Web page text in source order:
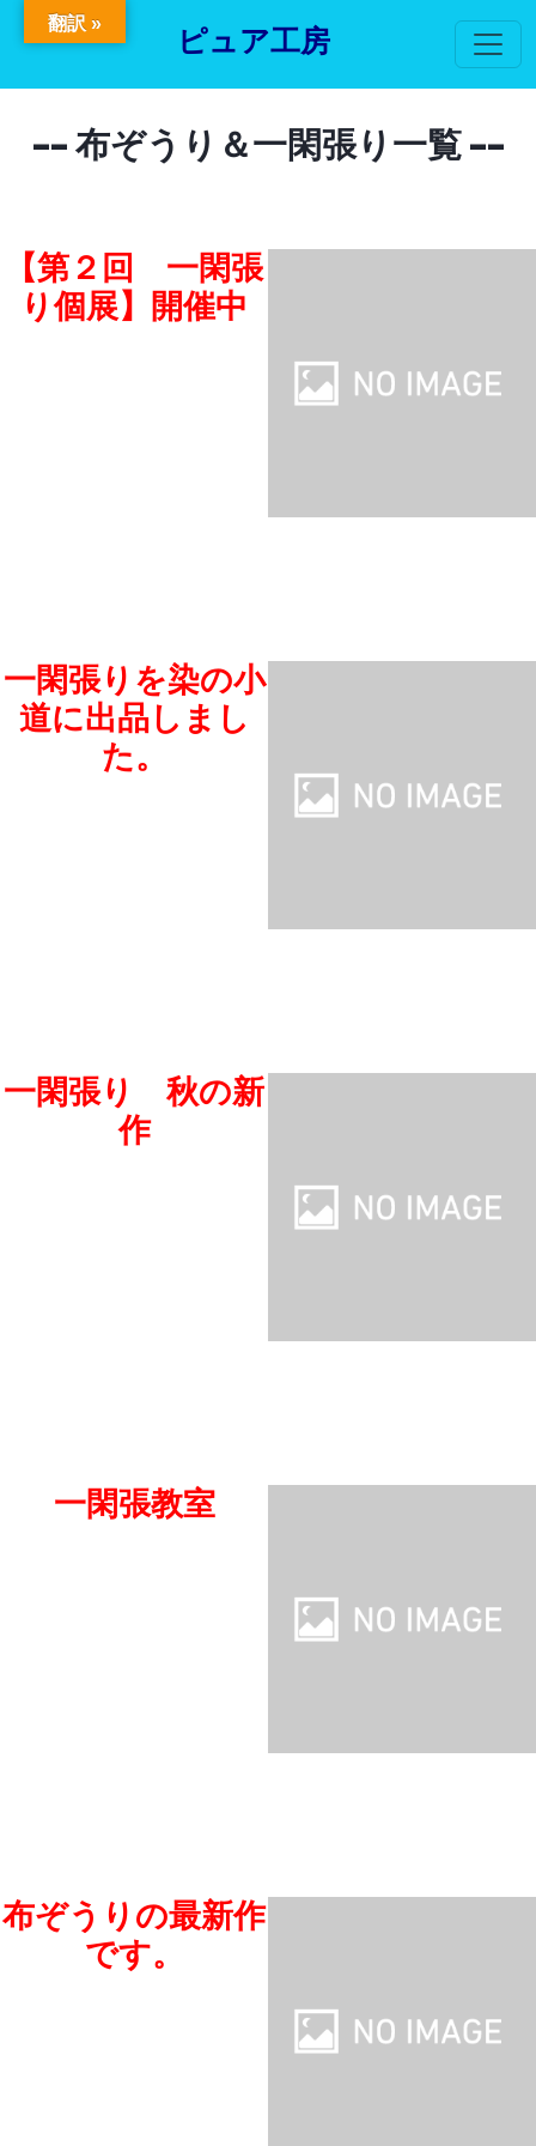
ピュア工房
-- 布ぞうり＆一閑張り一覧 --
【第２回 一閑張
り個展】開催中
一閑張りを染の小
道に出品しまし
た。
一閑張り 秋の新
作
一閑張教室
布ぞうりの最新作
です。
翻訳 »